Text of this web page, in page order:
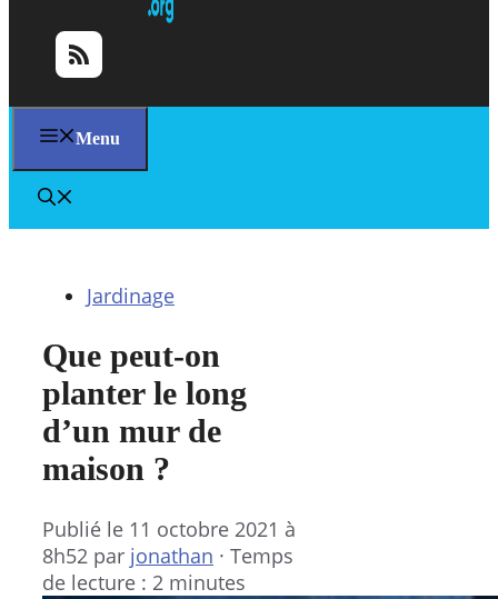
Menu
Jardinage
Que peut-on
planter le long
d’un mur de
maison ?
Publié le 11 octobre 2021 à
8h52 par jonathan · Temps
de lecture : 2 minutes